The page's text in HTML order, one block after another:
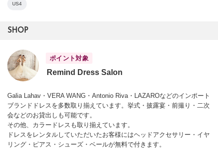
US4
SHOP
ポイント対象
Remind Dress Salon
Galia Lahav・VERA WANG・Antonio Riva・LAZAROなどのインポート
ブランドドレスを多数取り揃えています。挙式・披露宴・前撮り・二次
会などのお貸出しも可能です。
その他、カラードレスも取り揃えています。
ドレスをレンタルしていただいたお客様にはヘッドアクセサリー・イヤ
リング・ピアス・シューズ・ベールが無料で付きます。